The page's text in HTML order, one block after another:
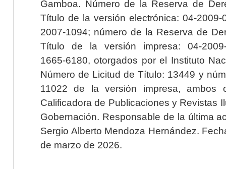
Gamboa. Número de la Reserva de
Título de la versión electrónica: 04-2009-
2007-1094; número de la Reserva de
Título de la versión impresa: 04-2009-
1665-6180, otorgados por el Instituto
Número de Licitud de Título: 13449 y
11022 de la versión impresa, ambos
Calificadora de Publicaciones y Revistas
Gobernación. Responsable de la última
Sergio Alberto Mendoza Hernández.
de marzo de 2026.